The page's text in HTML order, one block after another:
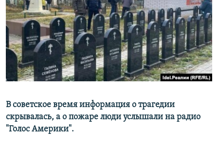
ПОДПИШИТЕСЬ НА РАССЫЛКУ
СОЦИАЛЬНЫЕ СЕТИ
Все сайты РСЕ/РС
В советское время информация о трагедии
скрывалась, а о пожаре люди услышали на радио
"Голос Америки".